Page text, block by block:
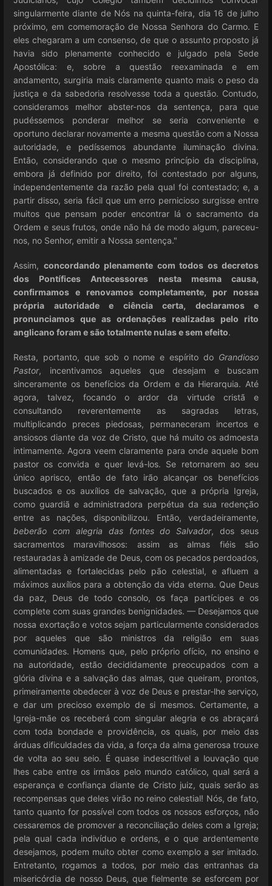
singularmente diante de Nós na quinta-feira, dia 16 de julho
próximo, em comemoração de Nossa Senhora do Carmo. E
eles chegaram a um consenso, de que o assunto proposto já
havia sido plenamente conhecido e julgado pela Sede
Apostólica: e, sobre a questão reexaminada e em
andamento, surgiria mais claramente quanto mais o peso da
justiça e da sabedoria resolvesse toda a questão. Contudo,
consideramos melhor abster-nos da sentença, para que
pudéssemos ponderar melhor se seria conveniente e
oportuno declarar novamente a mesma questão com a Nossa
autoridade, e pedíssemos abundante iluminação divina.
Então, considerando que o mesmo princípio da disciplina,
embora já definido por direito, foi contestado por alguns,
independentemente da razão pela qual foi contestado; e, a
partir disso, seria fácil que um erro pernicioso surgisse entre
muitos que pensam poder encontrar lá o sacramento da
Ordem e seus frutos, onde não há de modo algum, pareceu-
nos, no Senhor, emitir a Nossa sentença."
Assim, concordando plenamente com todos os decretos
dos Pontífices Antecessores nesta mesma causa,
confirmamos e renovamos completamente, por nossa
própria autoridade e ciência certa, declaramos e
pronunciamos que as ordenações realizadas pelo rito
anglicano foram e são totalmente nulas e sem efeito.
Resta, portanto, que sob o nome e espírito do Grandioso
Pastor, incentivamos aqueles que desejam e buscam
sinceramente os benefícios da Ordem e da Hierarquia. Até
agora, talvez, focando o ardor da virtude cristã e
consultando reverentemente as sagradas letras,
multiplicando preces piedosas, permaneceram incertos e
ansiosos diante da voz de Cristo, que há muito os admoesta
intimamente. Agora veem claramente para onde aquele bom
pastor os convida e quer levá-los. Se retornarem ao seu
único aprisco, então de fato irão alcançar os benefícios
buscados e os auxílios de salvação, que a própria Igreja,
como guardiã e administradora perpétua da sua redenção
entre as nações, disponibilizou. Então, verdadeiramente,
beberão com alegria das fontes do Salvador, dos seus
sacramentos maravilhosos: assim as almas fiéis são
restauradas à amizade de Deus, com os pecados perdoados,
alimentadas e fortalecidas pelo pão celestial, e afluem a
máximos auxílios para a obtenção da vida eterna. Que Deus
da paz, Deus de todo consolo, os faça partícipes e os
complete com suas grandes benignidades. — Desejamos que
nossa exortação e votos sejam particularmente considerados
por aqueles que são ministros da religião em suas
comunidades. Homens que, pelo próprio ofício, no ensino e
na autoridade, estão decididamente preocupados com a
glória divina e a salvação das almas, que queiram, prontos,
primeiramente obedecer à voz de Deus e prestar-lhe serviço,
e dar um precioso exemplo de si mesmos. Certamente, a
Igreja-mãe os receberá com singular alegria e os abraçará
com toda bondade e providência, os quais, por meio das
árduas dificuldades da vida, a força da alma generosa trouxe
de volta ao seu seio. É quase indescritível a louvação que
lhes cabe entre os irmãos pelo mundo católico, qual será a
esperança e confiança diante de Cristo juiz, quais serão as
recompensas que deles virão no reino celestial! Nós, de fato,
tanto quanto for possível com todos os nossos esforços, não
cessaremos de promover a reconciliação deles com a Igreja;
pela qual cada indivíduo e ordens, e o que ardentemente
desejamos, podem muito obter como exemplo a ser imitado.
Entretanto, rogamos a todos, por meio das entranhas da
misericórdia de nosso Deus, que fielmente se esforcem por